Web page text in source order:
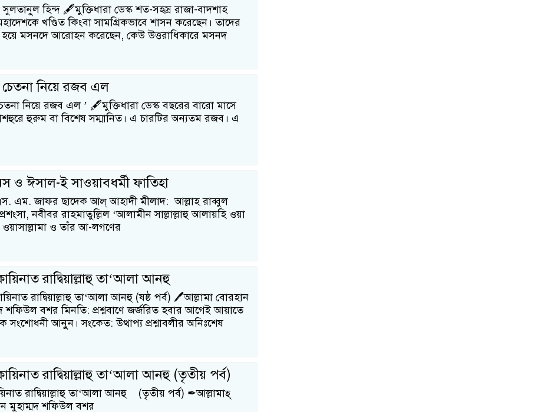
সুলতানুল হিন্দ 🖋️মুক্তিধারা ডেস্ক শত-সহস্র রাজা-বাদশাহ
খণ্ডিত কিংবা সামগ্রিকভাবে শাসন করেছেন। তাদের
মসনদে আরোহন করেছেন, কেউ উত্তরাধিকারে মসনদ
নিয়ে রজব এল
নিয়ে রজব এল ’ 🖋️মুক্তিধারা ডেস্ক বছরের বারো মাসে
হুরুম বা বিশেষ সম্মানিত। এ চারটির অন্যতম রজব। এ
ও ঈসাল-ই সাওয়াবধর্মী ফাতিহা
এম. জাফর ছাদেক আল্ আহাদী মীলাদ: আল্লাহ রাব্বুল
নবীবর রাহমাতুল্লিল ‘আলামীন সাল্লাল্লাহু আলায়হি ওয়া
ও তাঁর আ-লগণের
রাদ্বিয়াল্লাহু তা‘আলা আনহু
রাদ্বিয়াল্লাহু তা‘আলা আনহু (ষষ্ঠ পর্ব) 🖊আল্লামা বোরহান
শফিউল বশর মিনতি: প্রশ্নবাণে জর্জরিত হবার আগেই আয়াতে
সংশোধনী আনুুন। সংকেত: উত্থাপ্য প্রশ্নাবলীর অনিঃশেষ
রাদ্বিয়াল্লাহু তা‘আলা আনহু (তৃতীয় পর্ব)
রাদ্বিয়াল্লাহু তা‘আলা আনহু (তৃতীয় পর্ব) ✒আল্লামাহ্
মুহাম্মদ শফিউল বশর